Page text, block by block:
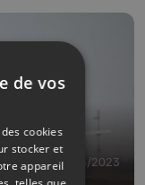
06/04/2023
de vos
cookies
stocker et
appareil